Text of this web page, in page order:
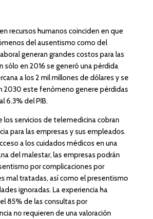
recursos humanos coinciden en que
del ausentismo como del
generan grandes costos para las
sólo en 2016 se generó una pérdida
a los 2 mil millones de dólares y se
2030 este fenómeno genere pérdidas
6.3% del PIB.
los servicios de telemedicina cobran
para las empresas y sus empleados.
a los cuidados médicos en una
del malestar, las empresas podrán
por complicaciones por
mal tratadas, así como el presentismo
ignoradas. La experiencia ha
85% de las consultas por
no requieren de una valoración